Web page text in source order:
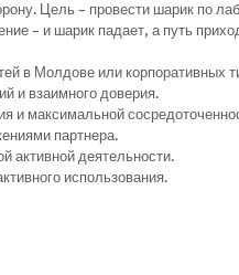
Цель – провести шарик по
– и шарик падает, а путь
в Молдове или корпоративных
и взаимного доверия.
и максимальной
партнера.
активной деятельности.
использования.